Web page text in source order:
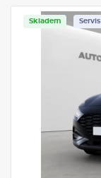
Skladem Servis